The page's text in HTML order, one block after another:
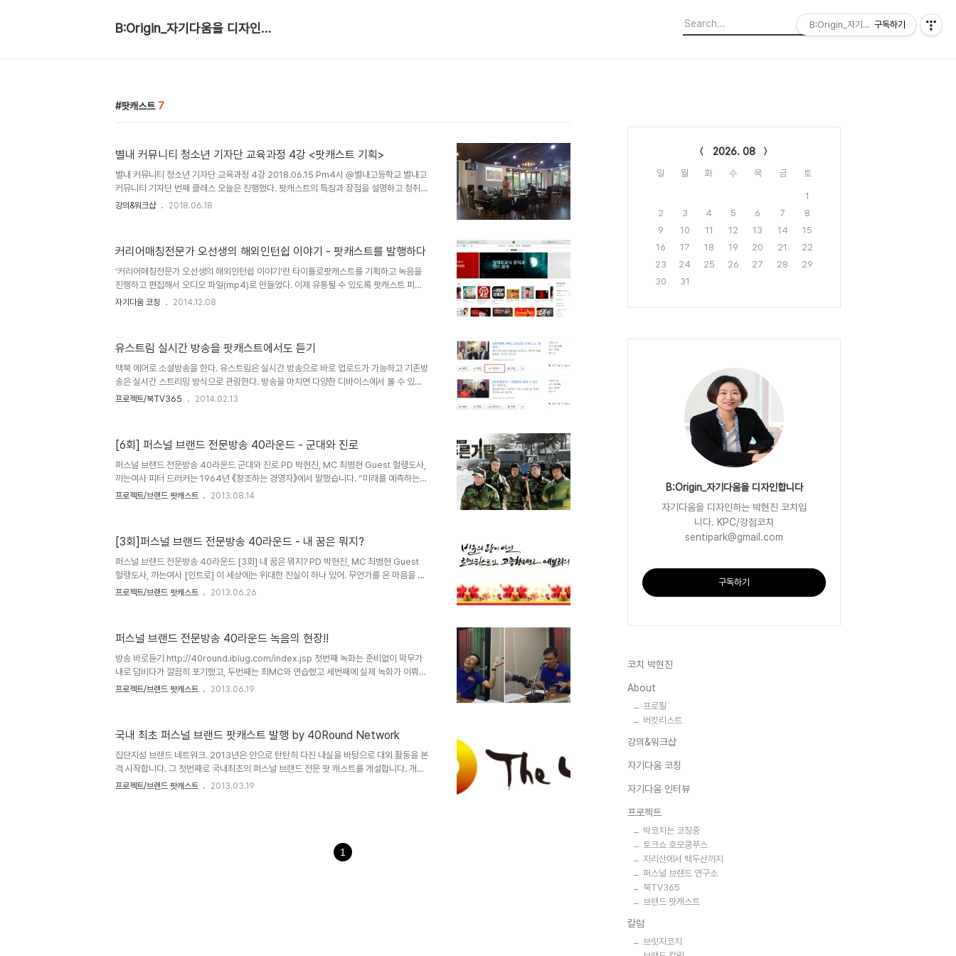
B:Origin_자기다움을 디자인합니다
팟캐스트 7
별내 커뮤니티 청소년 기자단 교육과정 4강 <팟캐스트 기획>
별내 커뮤니티 청소년 기자단 교육과정 4강 2018.06.15 Pm4시 @별내고등학교 별내고
커뮤니티 기자단 번째 클래스 오늘은 진행했다. 팟캐스트의 특징과 장점을 설명하고 청취자
가 가장 먼저 접하게 되는 구미가 당기는 을 기획해보는 시간을 가졌다. 각자 흥미로운 주제
녹음도 하고... 시간이 모자라 편집은 과제로~~ 지난주 성실한 과제를 수행한 친구들에겐
시원한 기프티콘도 쏘는 이벤트 ^^ 이제 이번주가 마지막이다!!
강의&워크샵 2018.06.18
커리어매칭전문가 오선생의 해외인턴쉽 이야기 - 팟캐스트를 발행하다
'커리어매칭전문가 오선생의 해외인턴쉽 이야기'란 타이틀로팟캐스트를 기획하고 녹음을
진행하고 편집해서 오디오 파일(mp4)로 만들었다. 이제 유통될 수 있도록 팟캐스트 피드
에 등록만 하면 된다. 무료로 업로드가 되는 www.iblug.com 사이트에 회원가입을 하자.
이튠즈에서 검색이 되게끔 등록하는 링크다. 이래야 아이폰에서 개별 방송 타이틀을 검색할
수 있다. 당신의 XML Feed URL 은 http://www.iblug.com/po..
자기다움 코칭 2014.12.08
유스트림 실시간 방송을 팟캐스트에서도 듣기
맥북 에어로 소셜방송을 한다. 유스트림은 실시간 방송으로 바로 업로드가 가능하고 기존방
송은 실시간 스트리밍 방식으로 관람한다. 방송을 마치면 다양한 디바이스에서 볼 수 있도
록 몇가지 작업을 한다. 유스트림은 스트리밍 방식이기에 인터넷이 불안한 환경에서는 편한
리 보기를 선택하면 인코딩중인 화면을 볼 수 있다. 팟 캐스트에 업로드 하게 된다. iblug그
서비스를 활용하면 무료로 팟캐스트를 사용할 수 있다. 팟캐스트 고유 주소 : http://b..
프로젝트/북TV365 2014.02.13
[6회] 퍼스널 브랜드 전문방송 40라운드 - 군대와 진로
퍼스널 브랜드 전문방송 40라운드 군대와 진로 PD 박현진, MC 최병현 Guest 헐랭도사,
까는여사 피터 드러커는 1964년 《창조하는 경영자》에서 말했습니다. “미래를 예측하는
가장 좋은 방법은 그 미래를 만들어버리는 것이다” 그렇다면 미래는 어떻게 만드는가? 바
어에 흥미가 생깁니다. 전혀 다른 전공인 대학 복학을 해야 할까요. 두 번째 사연 이런 젠장
~~ 28살에 입대라니!! 지금 군대가서 제대하면 서른살, 인생이 깜깜합니다. 오늘의 책 온
리..
프로젝트/브랜드 팟캐스트 2013.08.14
[3회]퍼스널 브랜드 전문방송 40라운드 - 내 꿈은 뭐지?
퍼스널 브랜드 전문방송 40라운드 [3회] 내 꿈은 뭐지? PD 박현진, MC 최병현 Guest
헐랭도사, 까는여사 [인트로] 이 세상에는 위대한 진실이 하나 있어. 무언가를 온 마음을 다
해 원한다면 반드시 그렇게 된다는 것이야. 무언가를 바라는 마음은 곧 우주의 마음으로부
의 꿈을 불태울 그 무엇이 없어요. 어떻게 해야 할까? 이번호는 까사의 부재를 헐도(헐랭도
사)님이 채워주었다. 고민1 ROTC 월급도 따박따박 편하고 편한 일상. 남들은 ..
프로젝트/브랜드 팟캐스트 2013.06.26
퍼스널 브랜드 전문방송 40라운드 녹음의 현장!!
방송 바로듣기 http://40round.iblug.com/index.jsp 첫번째 녹화는 준비없이 막무가
내로 덤비다가 깔끔히 포기했고, 두번째는 최MC와 연습했고 세번째에 실제 녹화가 이뤄졌
다. 원고쓰고 상담사연 만들고, 음악준비하고 편집까지. 비전문가로서 방송을 런칭하려고
붓한 녹음이되었다. 대학생 취업스펙과 사회 나오기전의 방황하는 청춘의 브랜드 멘토링을
헐랭도사와 진행한다. 즉석에서 '스펙메뚜기','마른낙엽, 젖은낙엽'이란 키워드를 뽑은 헐
랭..
프로젝트/브랜드 팟캐스트 2013.06.19
국내 최초 퍼스널 브랜드 팟캐스트 발행 by 40Round Network
집단지성 브랜드 네트워크. 2013년은 안으로 탄탄히 다진 내실을 바탕으로 대외 활동을 본
격 시작합니다. 그 첫번째로 국내최초의 퍼스널 브랜드 전문 팟 캐스트를 개설합니다. 개인
브랜드를 파헤치고 긁어주는 방송이 되겠습니다. 기획의도 직장인의 시대는 가고 업의 시대
드 톡 퍼스널 브랜드를 갖고 있는 게스트를 초대. 그가 브랜드를 갖기 까지를 이야기 하기...
프로젝트/브랜드 팟캐스트 2013.03.19
1
2026. 08
일 월 화 수 목 금 토
1
2
3 4 5 6 7
8
9
10 11 12 13 14
15
16
17 18 19 20 21
22
23
24 25 26 27 28
29
30
31
B:Origin_자기다움을 디자인합니다
자기다움을 디자인하는 박현진 코치입
니다. KPC/강점코치
sentipark@gmail.com
구독하기
코치 박현진
About
프로필
버킷리스트
강의&워크샵
자기다움 코칭
자기다움 인터뷰
프로젝트
박코치는 코칭중
토크쇼 호모쿵푸스
지리산에서 백두산까지
퍼스널 브랜드 연구소
북TV365
브랜드 팟캐스트
칼럼
브릿지코치
B:Origin_자기다움을 디자인합니다
구독하기